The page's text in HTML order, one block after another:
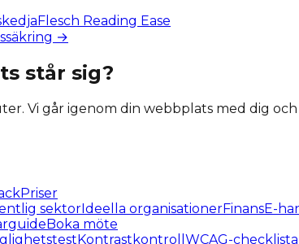
Flesch Reading Ease
→
står sig?
Vi går igenom din webbplats med dig
Priser
sektorIdeella organisationerFinansE-
Boka möte
Kontrastkontroll WCAG-checklista